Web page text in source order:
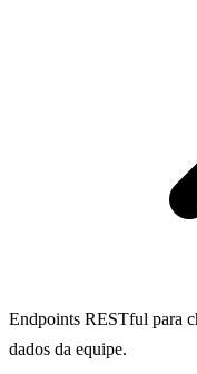
Endpoints RESTful para
dados da equipe.